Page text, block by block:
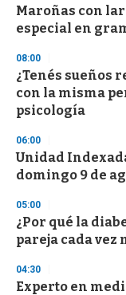
Maroñas con
especial en
08:00
¿Tenés sueños
con la misma
psicología
06:00
Unidad
domingo 9 de
05:00
¿Por qué la
pareja cada vez
04:30
Experto en